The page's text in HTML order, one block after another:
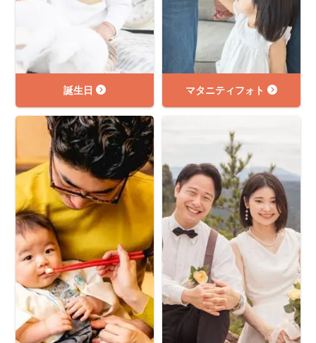
誕生日 マタニティフォト